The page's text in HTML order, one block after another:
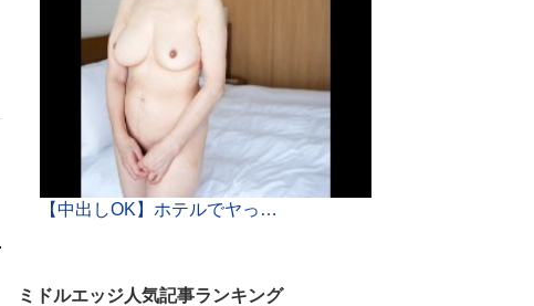
【中出しOK】ホテルでヤって即解散する「ランチセックス」がおばさんの間で大流行ｗｗ世も末だわｗｗｗ
ミドルエッジ人気記事ランキング